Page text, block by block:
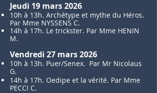
Jeudi 19 mars2026
10h à 13h. Archétype et mythe du Héros.
Par Mme NYSSENS C.
14h à 17h. Le trickster. Par Mme HENIN
M.
Vendredi 27 mars 2026
10h à 13h. Puer/Senex. Par Mr Nicolaus
G.
14h à 17h. Oedipe et la vérité. Par Mme
PECCI C.